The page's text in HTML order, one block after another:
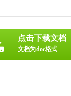
点击下载文档
文档为doc格式